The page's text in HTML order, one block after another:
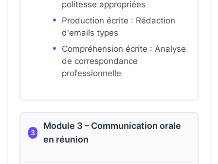
politesse appropriées
Production écrite : Rédaction
d'emails types
Compréhension écrite : Analyse
de correspondance
professionnelle
3
Module 3 – Communication orale
en réunion